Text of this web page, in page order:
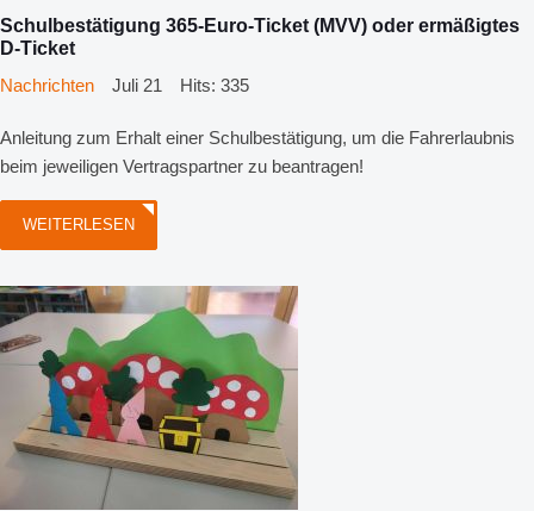
Schulbestätigung 365-Euro-Ticket (MVV) oder ermäßigtes
D-Ticket
Nachrichten
Juli 21 Hits: 335
Anleitung zum Erhalt einer Schulbestätigung, um die Fahrerlaubnis
beim jeweiligen Vertragspartner zu beantragen!
WEITERLESEN